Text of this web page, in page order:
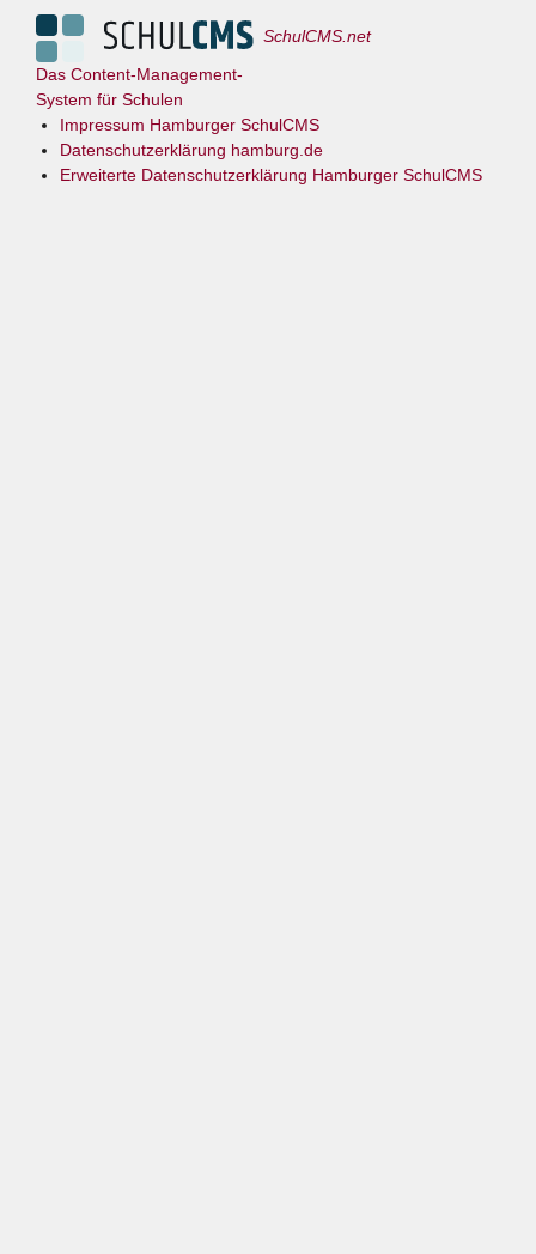
SchulCMS.net
Das Content-Management-
System für Schulen
Impressum Hamburger SchulCMS
Datenschutzerklärung hamburg.de
Erweiterte Datenschutzerklärung Hamburger SchulCMS